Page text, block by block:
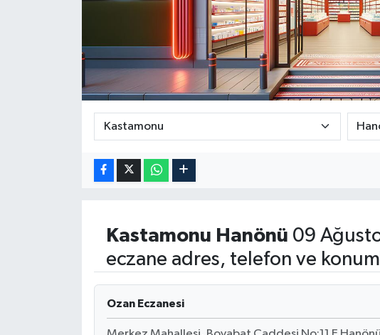
Kastamonu Hanönü 09
eczane adres, telefon ve
Ozan Eczanesi
RESMİ REKLAM